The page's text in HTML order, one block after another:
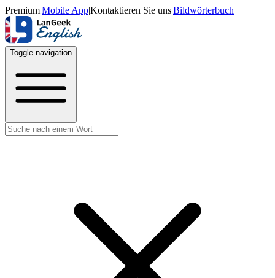
Premium|Mobile App|Kontaktieren Sie uns|Bildwörterbuch
Toggle navigation